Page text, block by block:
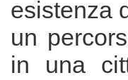
esistenza
un
in una